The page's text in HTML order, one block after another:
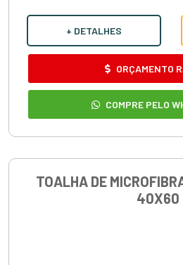
+ DETALHES
ORÇAMENTO
COMPRE PELO
TOALHA DE
40X60